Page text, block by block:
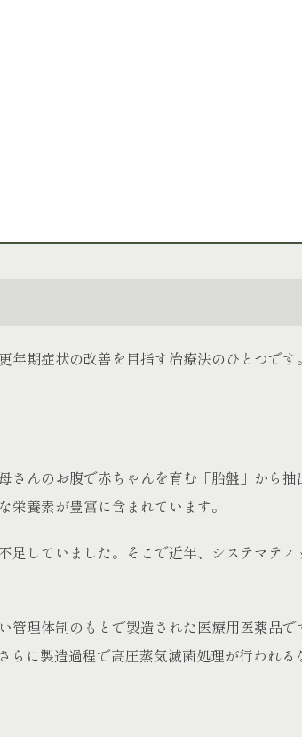
期症状の改善を目指す治療法のひとつで
んのお腹で赤ちゃんを育む「胎盤」から
養素が豊富に含まれています。
していました。そこで近年、システマテ
理体制のもとで製造された医療用医薬品
に製造過程で高圧蒸気滅菌処理が行われる